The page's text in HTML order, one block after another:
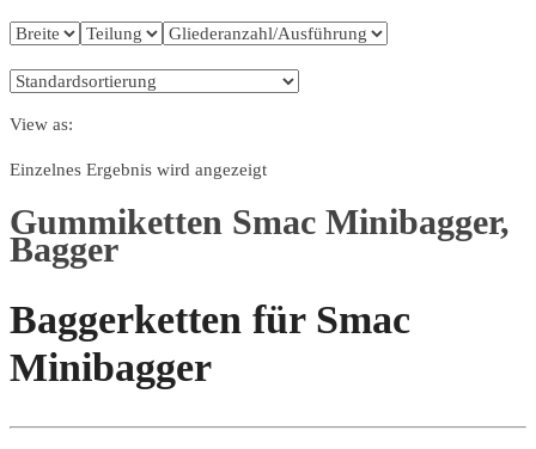
View as:
Einzelnes Ergebnis wird angezeigt
Gummiketten Smac Minibagger,
Bagger
Baggerketten für Smac
Minibagger